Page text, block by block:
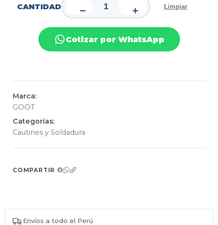
CANTIDAD − + Limpiar
Cotizar por WhatsApp
Marca:
GOOT
Categorías:
Cautines y Soldadura
COMPARTIR
Envíos a todo el Perú